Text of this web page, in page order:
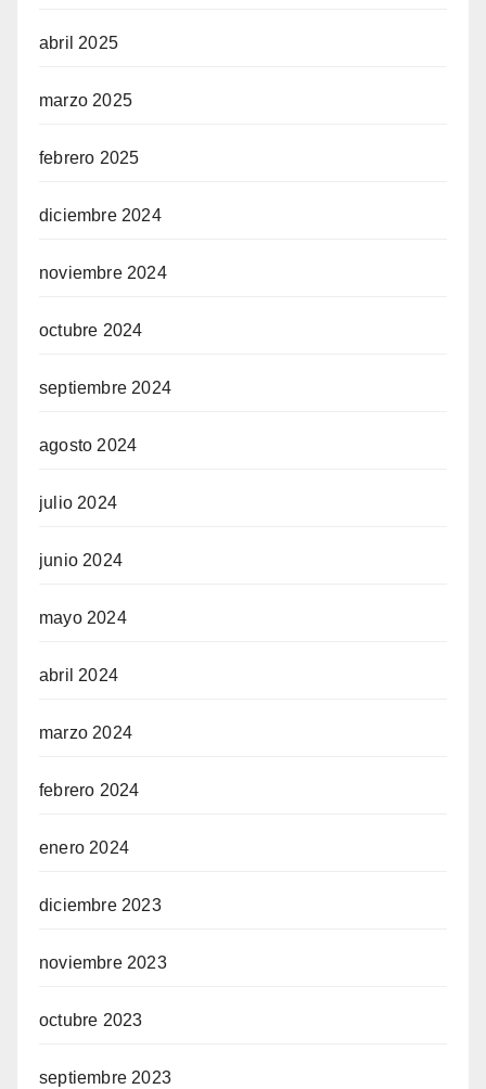
abril 2025
marzo 2025
febrero 2025
diciembre 2024
noviembre 2024
octubre 2024
septiembre 2024
agosto 2024
julio 2024
junio 2024
mayo 2024
abril 2024
marzo 2024
febrero 2024
enero 2024
diciembre 2023
noviembre 2023
octubre 2023
septiembre 2023